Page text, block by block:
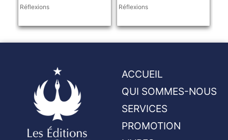
Réflexions
Réflexions
ACCUEIL
QUI SOMMES-NOUS
SERVICES
PROMOTION